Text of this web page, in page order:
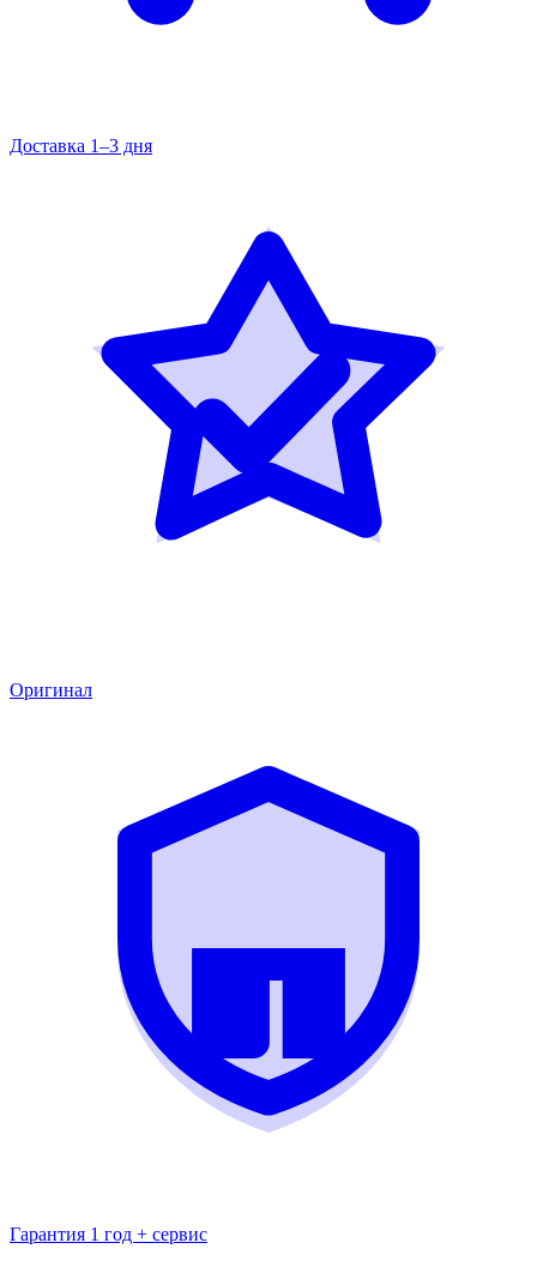
Доставка 1–3 дня
Оригинал
Гарантия 1 год + сервис